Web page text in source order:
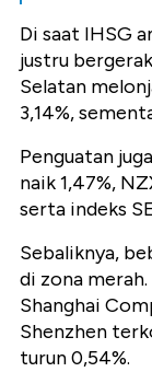
Di saat IHSG
justru
Selatan
3,14%,
Penguatan
naik 1,47%,
serta indeks
Sebaliknya,
di zona
Shanghai
Shenzhen
turun 0,54%.